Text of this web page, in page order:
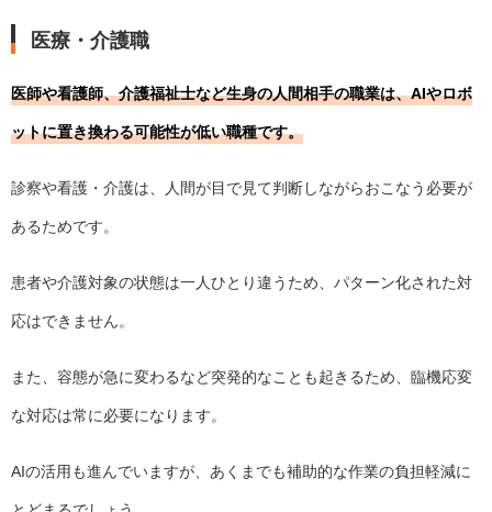
医療・介護職
医師や看護師、介護福祉士など生身の人間相手の職業は、AIやロボ
ットに置き換わる可能性が低い職種です。
診察や看護・介護は、人間が目で見て判断しながらおこなう必要が
あるためです。
患者や介護対象の状態は一人ひとり違うため、パターン化された対
応はできません。
また、容態が急に変わるなど突発的なことも起きるため、臨機応変
な対応は常に必要になります。
AIの活用も進んでいますが、あくまでも補助的な作業の負担軽減に